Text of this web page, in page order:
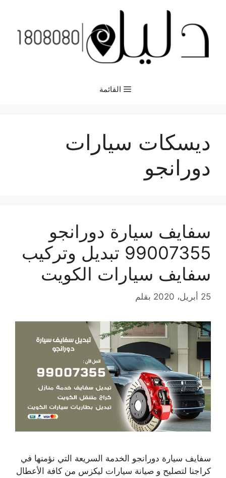
المحتوى
القائمة
ديسكات سيارات
دورانجو
سفايف سيارة دورانجو
99007355 تبديل وتركيب
سفايف سيارات الكويت
25 أبريل، 2020 بقلم
سفايف سيارة دورانجو الخدمة السريعة التي نؤمنها في
كراجنا لتصليح و صيانة سيارات ليكزس من كافة الأعطال